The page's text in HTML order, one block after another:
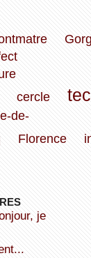
cercle
de-
Florence